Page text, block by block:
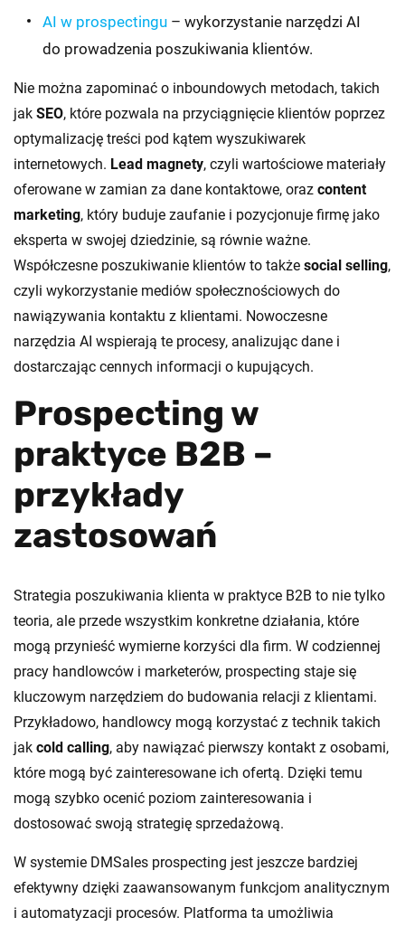
AI w prospectingu – wykorzystanie narzędzi AI
do prowadzenia poszukiwania klientów.
Nie można zapominać o inboundowych metodach, takich
jak SEO, które pozwala na przyciągnięcie klientów poprzez
optymalizację treści pod kątem wyszukiwarek
internetowych. Lead magnety, czyli wartościowe materiały
oferowane w zamian za dane kontaktowe, oraz content
marketing, który buduje zaufanie i pozycjonuje firmę jako
eksperta w swojej dziedzinie, są równie ważne.
Współczesne poszukiwanie klientów to także social selling,
czyli wykorzystanie mediów społecznościowych do
nawiązywania kontaktu z klientami. Nowoczesne
narzędzia AI wspierają te procesy, analizując dane i
dostarczając cennych informacji o kupujących.
Prospecting w
praktyce B2B –
przykłady
zastosowań
Strategia poszukiwania klienta w praktyce B2B to nie tylko
teoria, ale przede wszystkim konkretne działania, które
mogą przynieść wymierne korzyści dla firm. W codziennej
pracy handlowców i marketerów, prospecting staje się
kluczowym narzędziem do budowania relacji z klientami.
Przykładowo, handlowcy mogą korzystać z technik takich
jak cold calling, aby nawiązać pierwszy kontakt z osobami,
które mogą być zainteresowane ich ofertą. Dzięki temu
mogą szybko ocenić poziom zainteresowania i
dostosować swoją strategię sprzedażową.
W systemie DMSales prospecting jest jeszcze bardziej
efektywny dzięki zaawansowanym funkcjom analitycznym
i automatyzacji procesów. Platforma ta umożliwia